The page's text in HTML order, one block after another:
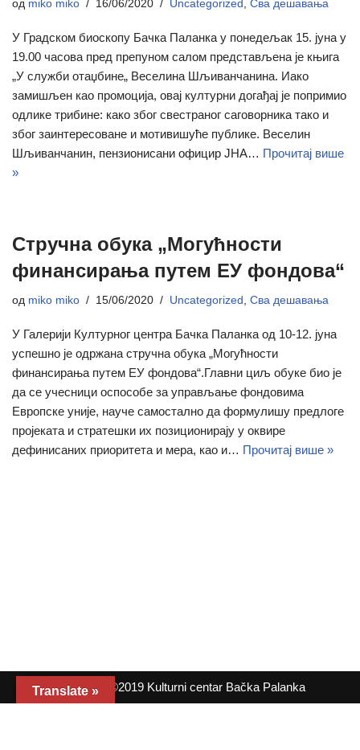
од miko miko 16/06/2020 Uncategorized , Сва дешавања
У Градском биоскопу Бачка Паланка у понедељак 15. јуна у
19.00 часова пред препуном салом представљена је књига
„У служби отаџбине„ Веселина Шљиванчанина. Иако
замишљен као промоција, овај културни догађај је попримио
одлике трибине: како због свестраног саговорника тако и
због заинтересоване и мотивишуће публике. Веселин
Шљиванчанин, пензионисани официр ЈНА… Прочитај више
»
Стручна обука „Могућности
финансирања путем ЕУ фондова“
од miko miko 15/06/2020 Uncategorized , Сва дешавања
У Галерији Културног центра Бачка Паланка од 10-12. јуна
успешно је одржана стручна обука „Могућности
финансирања путем ЕУ фондова“.Главни циљ обуке био је
да се учесници оспособе за управљање фондовима
Европске уније, науче самостално да формулишу предлоге
пројеката и стратешки их позиционирају у оквире
дефинисаних приоритета и мера, као и… Прочитај више »
Copyright ©2019 Kulturni centar Bačka Palanka
Translate »